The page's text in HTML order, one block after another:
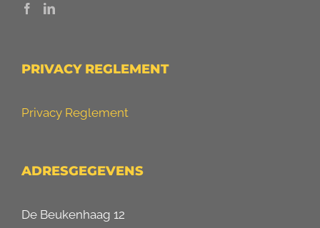
PRIVACY REGLEMENT
Privacy Reglement
ADRESGEGEVENS
De Beukenhaag 12